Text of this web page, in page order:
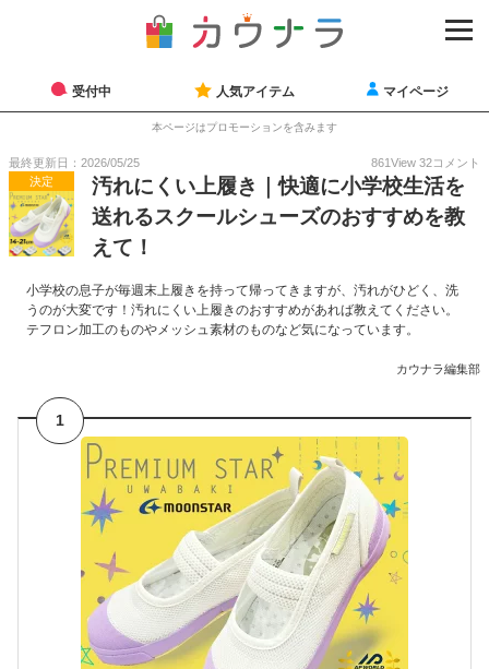
受付中 人気アイテム マイページ
本ページはプロモーションを含みます
最終更新日：2026/05/25 861View 32コメント
決定
汚れにくい上履き｜快適に小学校生活を
送れるスクールシューズのおすすめを教
えて！
小学校の息子が毎週末上履きを持って帰ってきますが、汚れがひどく、洗
うのが大変です！汚れにくい上履きのおすすめがあれば教えてください。
テフロン加工のものやメッシュ素材のものなど気になっています。
カウナラ編集部
1